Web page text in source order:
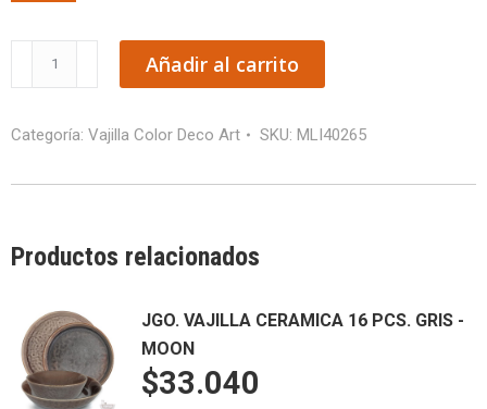
GRIS
(27CM)
Añadir al carrito
Categoría: Vajilla Color Deco Art SKU: MLI40265
Productos relacionados
JGO. VAJILLA CERAMICA 16 PCS. GRIS -
MOON
$33.040